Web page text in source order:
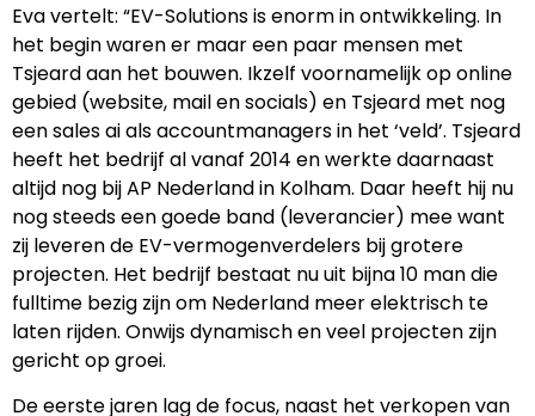
Eva vertelt: “EV-Solutions is enorm in ontwikkeling. In
het begin waren er maar een paar mensen met
Tsjeard aan het bouwen. Ikzelf voornamelijk op online
gebied (website, mail en socials) en Tsjeard met nog
een sales ai als accountmanagers in het ‘veld’. Tsjeard
heeft het bedrijf al vanaf 2014 en werkte daarnaast
altijd nog bij AP Nederland in Kolham. Daar heeft hij nu
nog steeds een goede band (leverancier) mee want
zij leveren de EV-vermogenverdelers bij grotere
projecten. Het bedrijf bestaat nu uit bijna 10 man die
fulltime bezig zijn om Nederland meer elektrisch te
laten rijden. Onwijs dynamisch en veel projecten zijn
gericht op groei.
De eerste jaren lag de focus, naast het verkopen van